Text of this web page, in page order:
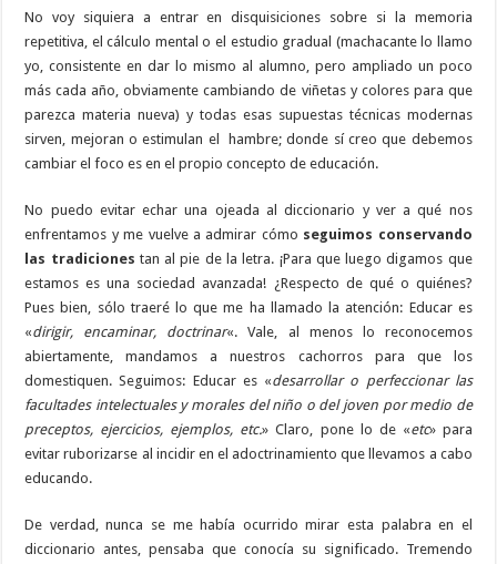
No voy siquiera a entrar en disquisiciones sobre si la memoria
repetitiva, el cálculo mental o el estudio gradual (machacante lo llamo
yo, consistente en dar lo mismo al alumno, pero ampliado un poco
más cada año, obviamente cambiando de viñetas y colores para que
parezca materia nueva) y todas esas supuestas técnicas modernas
sirven, mejoran o estimulan el hambre; donde sí creo que debemos
cambiar el foco es en el propio concepto de educación.
No puedo evitar echar una ojeada al diccionario y ver a qué nos
enfrentamos y me vuelve a admirar cómo seguimos conservando
las tradiciones tan al pie de la letra. ¡Para que luego digamos que
estamos es una sociedad avanzada! ¿Respecto de qué o quiénes?
Pues bien, sólo traeré lo que me ha llamado la atención: Educar es
«dirigir, encaminar, doctrinar«. Vale, al menos lo reconocemos
abiertamente, mandamos a nuestros cachorros para que los
domestiquen. Seguimos: Educar es «desarrollar o perfeccionar las
facultades intelectuales y morales del niño o del joven por medio de
preceptos, ejercicios, ejemplos, etc.» Claro, pone lo de «etc» para
evitar ruborizarse al incidir en el adoctrinamiento que llevamos a cabo
educando.
De verdad, nunca se me había ocurrido mirar esta palabra en el
diccionario antes, pensaba que conocía su significado. Tremendo